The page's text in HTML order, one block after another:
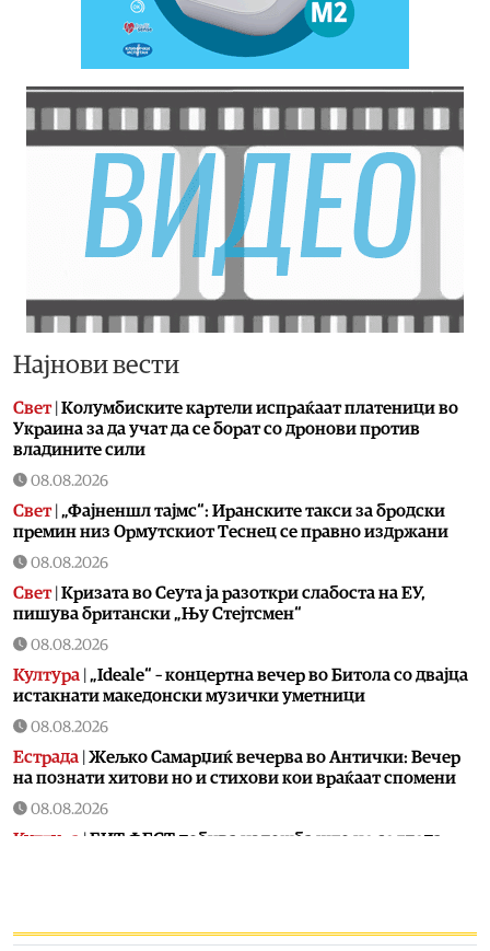
Најнови вести
Свет| Колумбиските картели испраќаат платеници во
Украина за да учат да се борат со дронови против
владините сили
08.08.2026
Свет| „Фајненшл тајмс“: Иранските такси за бродски
премин низ Ормутскиот Теснец се правно издржани
08.08.2026
Свет| Кризата во Сеута ја разоткри слабостa на ЕУ,
пишува британски „Њу Стејтсмен“
08.08.2026
Култура „Ideale“ – концертна вечер во Битола со двајца
истакнати македонски музички уметници
08.08.2026
Естрада Жељко Самарџиќ вечерва во Антички: Вечер
на познати хитови но и стихови кои враќаат спомени
08.08.2026
Култура |БИТ ФЕСТ добива изложба што не се гледа
08.08.2026